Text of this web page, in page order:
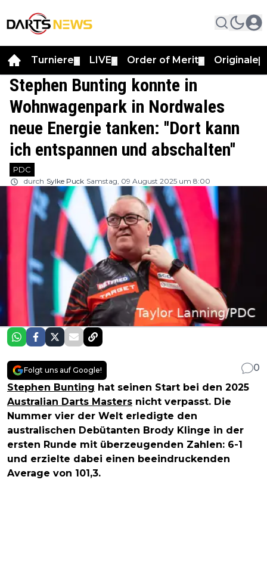
Turniere LIVE Order of Merit Originale
Stephen Bunting konnte in
Wohnwagenpark in Nordwales
neue Energie tanken: ''Dort kann
ich entspannen und abschalten''
PDC
durch Sylke Puck Samstag, 09 August 2025 um 8:00
Folgt uns auf Google!
0
Stephen Bunting hat seinen Start bei den 2025
Australian Darts Masters nicht verpasst. Die
Nummer vier der Welt erledigte den
australischen Debütanten Brody Klinge in der
ersten Runde mit überzeugenden Zahlen: 6-1
und erzielte dabei einen beeindruckenden
Average von 101,3.